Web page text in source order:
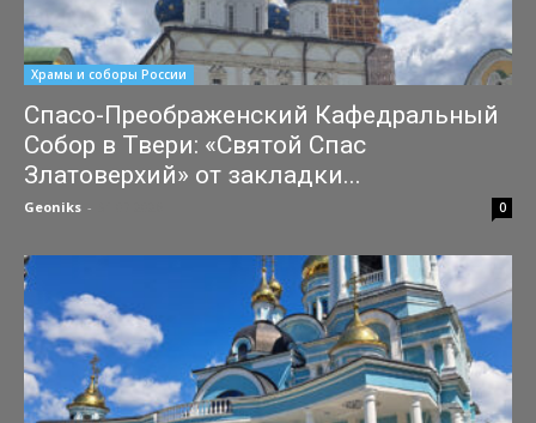
Храмы и соборы России
Спасо-Преображенский Кафедральный
Собор в Твери: «Святой Спас
Златоверхий» от закладки...
Geoniks - 0